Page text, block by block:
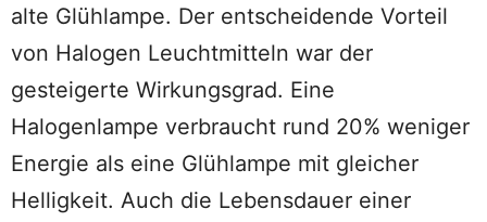
alte Glühlampe. Der entscheidende Vorteil
von Halogen Leuchtmitteln war der
gesteigerte Wirkungsgrad. Eine
Halogenlampe verbraucht rund 20% weniger
Energie als eine Glühlampe mit gleicher
Helligkeit. Auch die Lebensdauer einer